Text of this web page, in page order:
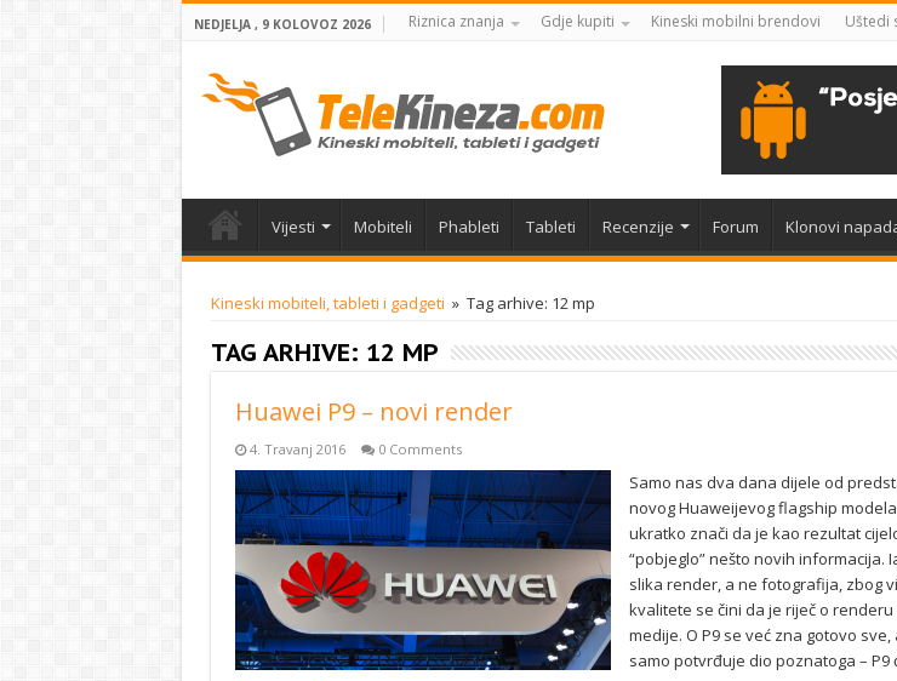
NEDJELJA , 9 KOLOVOZ 2026 Riznica znanja Gdje kupiti Kineski mobilni brendovi Uštedi
Vijesti Mobiteli Phableti Tableti Recenzije Forum Klonovi
Kineski mobiteli, tableti i gadgeti » Tag arhive: 12 mp
TAG ARHIVE: 12 MP
Huawei P9 – novi render
4. Travanj 2016 0 Comments
Samo nas dva dana dijele od
novog Huaweijevog flagship modela
ukratko znači da je kao rezultat
“pobjeglo” nešto novih informacija.
slika render, a ne fotografija, zbog
kvalitete se čini da je riječ o renderu
medije. O P9 se već zna gotovo sve,
samo potvrđuje dio poznatoga – P9